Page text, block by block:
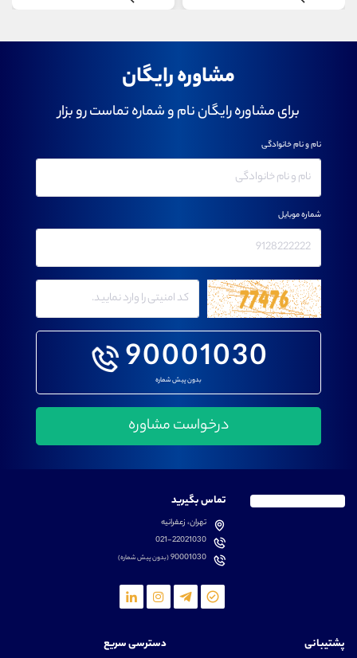
مشاوره رایگان
برای مشاوره رایگان نام و شماره تماست رو بزار
90001030
بدون پیش شماره
نام و نام خانوادگی
شماره موبایل
تماس بگیرید
تهران، زعفرانیه
021-22021030
90001030(بدون پیش شماره)
پشتیبانی دسترسی سریع